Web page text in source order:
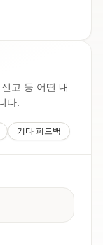
고 등 어떤 내
다.
기타 피드백